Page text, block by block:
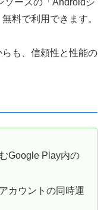
ソースの「Androidシ
料で利用できます。
も、信頼性と性能の
Google Play内の
カウントの同時運